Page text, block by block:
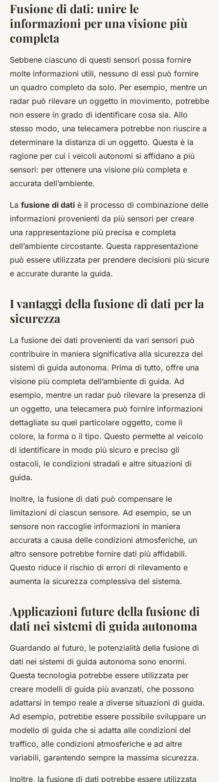
Fusione di dati: unire le
informazioni per una visione più
completa
Sebbene ciascuno di questi sensori possa fornire
molte informazioni utili, nessuno di essi può fornire
un quadro completo da solo. Per esempio, mentre un
radar può rilevare un oggetto in movimento, potrebbe
non essere in grado di identificare cosa sia. Allo
stesso modo, una telecamera potrebbe non riuscire a
determinare la distanza di un oggetto. Questa è la
ragione per cui i veicoli autonomi si affidano a più
sensori: per ottenere una visione più completa e
accurata dell’ambiente.
La fusione di dati è il processo di combinazione delle
informazioni provenienti da più sensori per creare
una rappresentazione più precisa e completa
dell’ambiente circostante. Questa rappresentazione
può essere utilizzata per prendere decisioni più sicure
e accurate durante la guida.
I vantaggi della fusione di dati per la
sicurezza
La fusione dei dati provenienti da vari sensori può
contribuire in maniera significativa alla sicurezza dei
sistemi di guida autonoma. Prima di tutto, offre una
visione più completa dell’ambiente di guida. Ad
esempio, mentre un radar può rilevare la presenza di
un oggetto, una telecamera può fornire informazioni
dettagliate su quel particolare oggetto, come il
colore, la forma o il tipo. Questo permette al veicolo
di identificare in modo più sicuro e preciso gli
ostacoli, le condizioni stradali e altre situazioni di
guida.
Inoltre, la fusione di dati può compensare le
limitazioni di ciascun sensore. Ad esempio, se un
sensore non raccoglie informazioni in maniera
accurata a causa delle condizioni atmosferiche, un
altro sensore potrebbe fornire dati più affidabili.
Questo riduce il rischio di errori di rilevamento e
aumenta la sicurezza complessiva del sistema.
Applicazioni future della fusione di
dati nei sistemi di guida autonoma
Guardando al futuro, le potenzialità della fusione di
dati nei sistemi di guida autonoma sono enormi.
Questa tecnologia potrebbe essere utilizzata per
creare modelli di guida più avanzati, che possono
adattarsi in tempo reale a diverse situazioni di guida.
Ad esempio, potrebbe essere possibile sviluppare un
modello di guida che si adatta alle condizioni del
traffico, alle condizioni atmosferiche e ad altre
variabili, garantendo sempre la massima sicurezza.
Inoltre, la fusione di dati potrebbe essere utilizzata